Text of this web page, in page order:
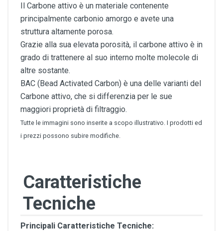
Il Carbone attivo è un materiale contenente
principalmente carbonio amorgo e avete una
struttura altamente porosa.
Grazie alla sua elevata porosità, il carbone attivo è in
grado di trattenere al suo interno molte molecole di
altre sostante.
BAC (Bead Activated Carbon) è una delle varianti del
Carbone attivo, che si differenzia per le sue
maggiori proprietà di filtraggio.
Tutte le immagini sono inserite a scopo illustrativo. I prodotti ed
i prezzi possono subire modifiche.
Caratteristiche
Tecniche
Principali Caratteristiche Tecniche: